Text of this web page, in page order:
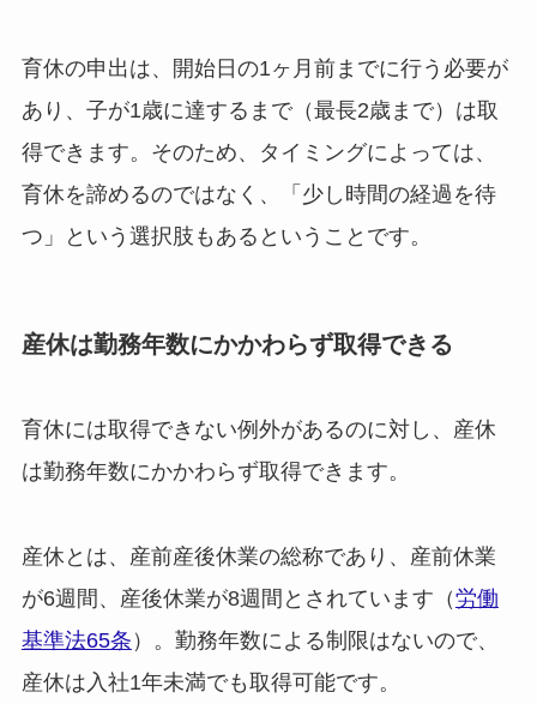
育休の申出は、開始日の1ヶ月前までに行う必要が
あり、子が1歳に達するまで（最長2歳まで）は取
得できます。そのため、タイミングによっては、
育休を諦めるのではなく、「少し時間の経過を待
つ」という選択肢もあるということです。
産休は勤務年数にかかわらず取得できる
育休には取得できない例外があるのに対し、産休
は勤務年数にかかわらず取得できます。
産休とは、産前産後休業の総称であり、産前休業
が6週間、産後休業が8週間とされています（労働
基準法65条 ）。勤務年数による制限はないので、
産休は入社1年未満でも取得可能です。